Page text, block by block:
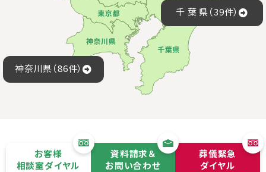
千 葉 県（39件）
神奈川県（86件）
お客様
相談室ダイヤル
資料請求＆
お問い合わせ
葬儀緊急
ダイヤル